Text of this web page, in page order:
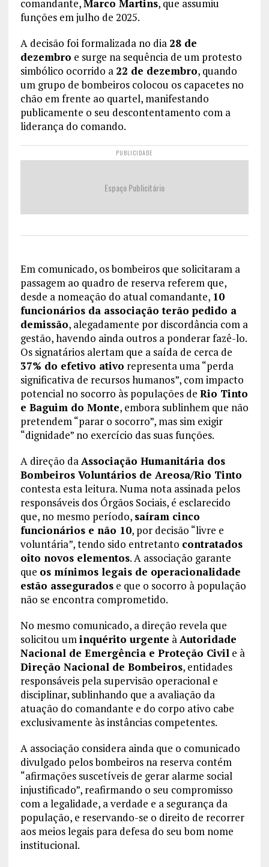
comandante,Marco Martins, que assumiu
funções em julho de 2025.
A decisão foi formalizada no dia 28 de
dezembro e surge na sequência de um protesto
simbólico ocorrido a 22 de dezembro, quando
um grupo de bombeiros colocou os capacetes no
chão em frente ao quartel, manifestando
publicamente o seu descontentamento com a
liderança do comando.
PUBLICIDADE
Espaço Publicitário
Em comunicado, os bombeiros que solicitaram a
passagem ao quadro de reserva referem que,
desde a nomeação do atual comandante, 10
funcionários da associação terão pedido a
demissão, alegadamente por discordância com a
gestão, havendo ainda outros a ponderar fazê-lo.
Os signatários alertam que a saída de cerca de
37% do efetivo ativo representa uma “perda
significativa de recursos humanos”, com impacto
potencial no socorro às populações de Rio Tinto
e Baguim do Monte, embora sublinhem que não
pretendem “parar o socorro”, mas sim exigir
“dignidade” no exercício das suas funções.
A direção daAssociação Humanitária dos
Bombeiros Voluntários de Areosa/Rio Tinto
contesta esta leitura. Numa nota assinada pelos
responsáveis dos Órgãos Sociais, é esclarecido
que, no mesmo período, saíram cinco
funcionários e não 10, por decisão “livre e
voluntária”, tendo sido entretanto contratados
oito novos elementos. A associação garante
que os mínimos legais de operacionalidade
estão asseguradose que o socorro à população
não se encontra comprometido.
No mesmo comunicado, a direção revela que
solicitou uminquérito urgente àAutoridade
Nacional de Emergência e Proteção Civile à
Direção Nacional de Bombeiros, entidades
responsáveis pela supervisão operacional e
disciplinar, sublinhando que a avaliação da
atuação do comandante e do corpo ativo cabe
exclusivamente às instâncias competentes.
A associação considera ainda que o comunicado
divulgado pelos bombeiros na reserva contém
“afirmações suscetíveis de gerar alarme social
injustificado”, reafirmando o seu compromisso
com a legalidade, a verdade e a segurança da
população, e reservando-se o direito de recorrer
aos meios legais para defesa do seu bom nome
institucional.